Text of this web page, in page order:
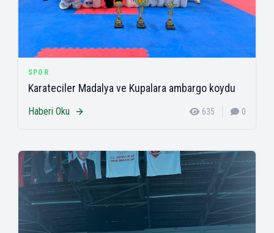
SPOR
Karateciler Madalya ve Kupalara ambargo koydu
Haberi Oku 635 0